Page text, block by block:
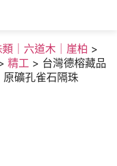
｜六道木｜崖柏 >
精工 > 台灣德榕藏品
原礦孔雀石隔珠